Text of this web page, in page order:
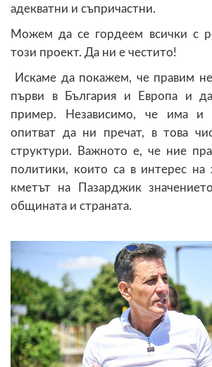
адекватни и съпричастни.
Можем да се гордеем всички с
този проект. Да ни е честито!
Искаме да покажем, че правим
първи в България и Европа и
пример. Независимо, че има и
опитват да ни пречат, в това
структури. Важното е, че ние
политики, които са в интерес на
кметът на Пазарджик
общината и страната.